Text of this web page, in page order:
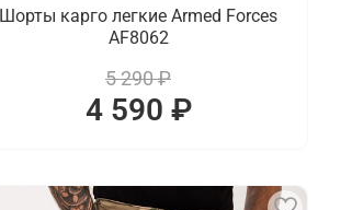
Шорты карго легкие Armed Forces
AF8062
5 290 ₽
4 590 ₽